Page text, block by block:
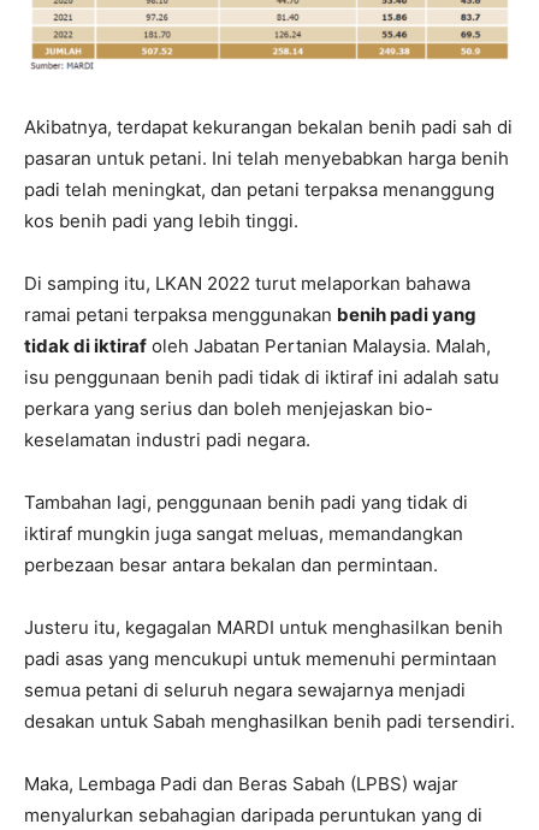
Akibatnya, terdapat kekurangan bekalan benih padi sah di
pasaran untuk petani. Ini telah menyebabkan harga benih
padi telah meningkat, dan petani terpaksa menanggung
kos benih padi yang lebih tinggi.
Di samping itu, LKAN 2022 turut melaporkan bahawa
ramai petani terpaksa menggunakan benih padi yang
tidak di iktiraf oleh Jabatan Pertanian Malaysia. Malah,
isu penggunaan benih padi tidak di iktiraf ini adalah satu
perkara yang serius dan boleh menjejaskan bio-
keselamatan industri padi negara.
Tambahan lagi, penggunaan benih padi yang tidak di
iktiraf mungkin juga sangat meluas, memandangkan
perbezaan besar antara bekalan dan permintaan.
Justeru itu, kegagalan MARDI untuk menghasilkan benih
padi asas yang mencukupi untuk memenuhi permintaan
semua petani di seluruh negara sewajarnya menjadi
desakan untuk Sabah menghasilkan benih padi tersendiri.
Maka, Lembaga Padi dan Beras Sabah (LPBS) wajar
menyalurkan sebahagian daripada peruntukan yang di